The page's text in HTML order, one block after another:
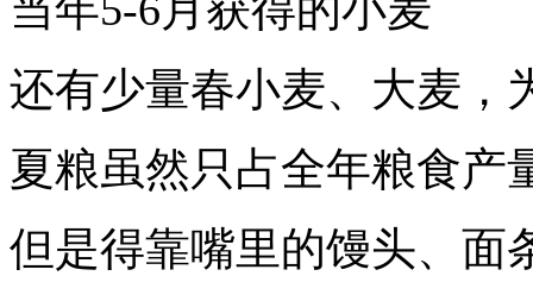
还有少量春小麦、大麦，
夏粮虽然只占全年粮食产
但是得靠嘴里的馒头、面